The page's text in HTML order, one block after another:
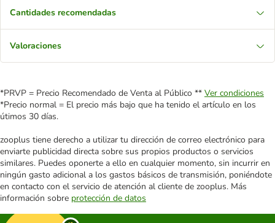
Cantidades recomendadas
Valoraciones
*PRVP = Precio Recomendado de Venta al Público ** Ver condiciones
*Precio normal = El precio más bajo que ha tenido el artículo en los
útimos 30 días.
zooplus tiene derecho a utilizar tu dirección de correo electrónico para
enviarte publicidad directa sobre sus propios productos o servicios
similares. Puedes oponerte a ello en cualquier momento, sin incurrir en
ningún gasto adicional a los gastos básicos de transmisión, poniéndote
en contacto con el servicio de atención al cliente de zooplus. Más
información sobre protección de datos